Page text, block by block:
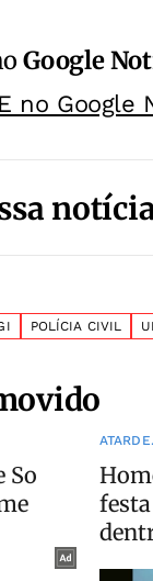
Google
no Google
POLÍCIA CIVIL